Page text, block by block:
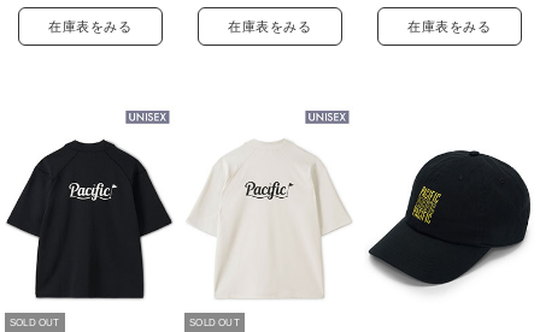
在庫表をみる 在庫表をみる 在庫表をみる
SOLD OUT SOLD OUT